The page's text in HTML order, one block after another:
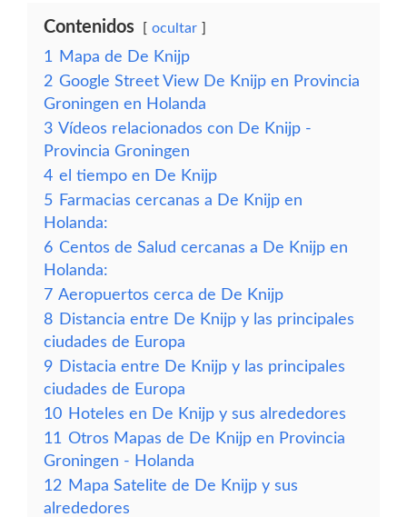
Contenidos ocultar
1
Mapa de De Knijp
2 Google Street View De Knijp en Provincia
Groningen en Holanda
3 Vídeos relacionados con De Knijp -
Provincia Groningen
4 el tiempo en De Knijp
5 Farmacias cercanas a De Knijp en
Holanda:
6 Centos de Salud cercanas a De Knijp en
Holanda:
7 Aeropuertos cerca de De Knijp
8 Distancia entre De Knijp y las principales
ciudades de Europa
9 Distacia entre De Knijp y las principales
ciudades de Europa
10 Hoteles en De Knijp y sus alrededores
11 Otros Mapas de De Knijp en Provincia
Groningen - Holanda
12 Mapa Satelite de De Knijp y sus
alrededores